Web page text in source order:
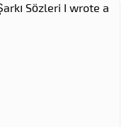
Sözleri I wrote a